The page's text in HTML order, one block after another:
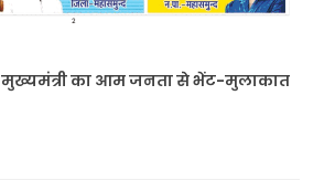
मुख्यमंत्री का आम जनता से भेंट-मुलाकात